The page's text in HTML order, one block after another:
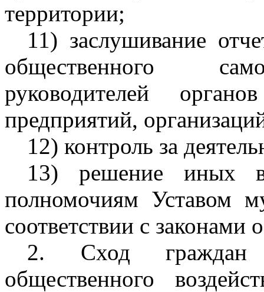
территории;
11) заслушивание
общественного
руководителей
предприятий,
12) контроль за
13) решение иных
полномочиям Уставом
соответствии с законами
2. Сход граждан
общественного